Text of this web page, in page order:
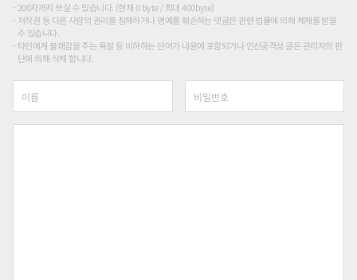
200자까지 쓰실 수 있습니다. (현재 0 byte / 최대 400byte)
저작권 등 다른 사람의 권리를 침해하거나 명예를 훼손하는 댓글은 관련 법률에 의해 제재를 받을
수 있습니다.
타인에게 불쾌감을 주는 욕설 등 비하하는 단어가 내용에 포함되거나 인신공격성 글은 관리자의 판
단에 의해 삭제 합니다.